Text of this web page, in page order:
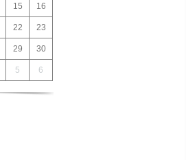
15 16
22 23
29 30
5 6